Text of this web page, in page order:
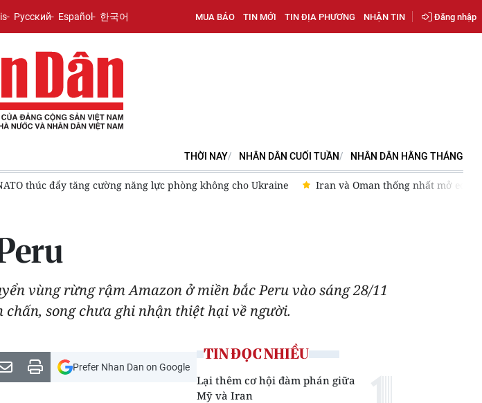
Русский Español 한국어 MUA BÁO TIN MỚI TIN ĐỊA PHƯƠNG NHẬN TIN Đăng nhập
THỜI NAY NHÂN DÂN CUỐI TUẦN NHÂN DÂN HẰNG THÁNG
Oman thống nhất mở eo biển Hormuz 60 ngày Kyrgyzstan và Nga ký hơn 40 thỏa thuận hợp
vùng rừng rậm Amazon ở miền bắc Peru vào sáng 28/11
song chưa ghi nhận thiệt hại về người.
Prefer Nhan Dan on Google
TIN ĐỌC NHIỀU
Lại thêm cơ hội đàm phán giữa
Mỹ và Iran